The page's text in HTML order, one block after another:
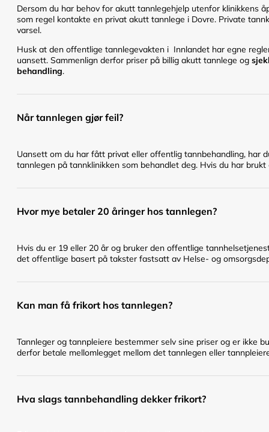
Dersom du har behov for akutt tannlegehjelp utenfor klinikkens
som regel kontakte en privat akutt tannlege i Dovre. Private
varsel.
Husk at den offentlige tannlegevakten i Innlandet har egne
uansett. Sammenlign derfor priser på billig akutt tannlege og
behandling.
Når tannlegen gjør feil?
Uansett om du har fått privat eller offentlig tannbehandling, har
tannlegen på tannklinikken som behandlet deg. Hvis du har
Hvor mye betaler 20 åringer hos tannlegen?
Hvis du er 19 eller 20 år og bruker den offentlige
det offentlige basert på takster fastsatt av Helse- og
Kan man få frikort hos tannlegen?
Tannleger og tannpleiere bestemmer selv sine priser og er ikke
derfor betale mellomlegget mellom det tannlegen eller
Hva slags tannbehandling dekker frikort?